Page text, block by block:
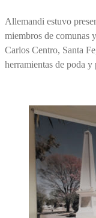
Allemandi estuvo
miembros de comunas
Carlos Centro, Santa
herramientas de poda y